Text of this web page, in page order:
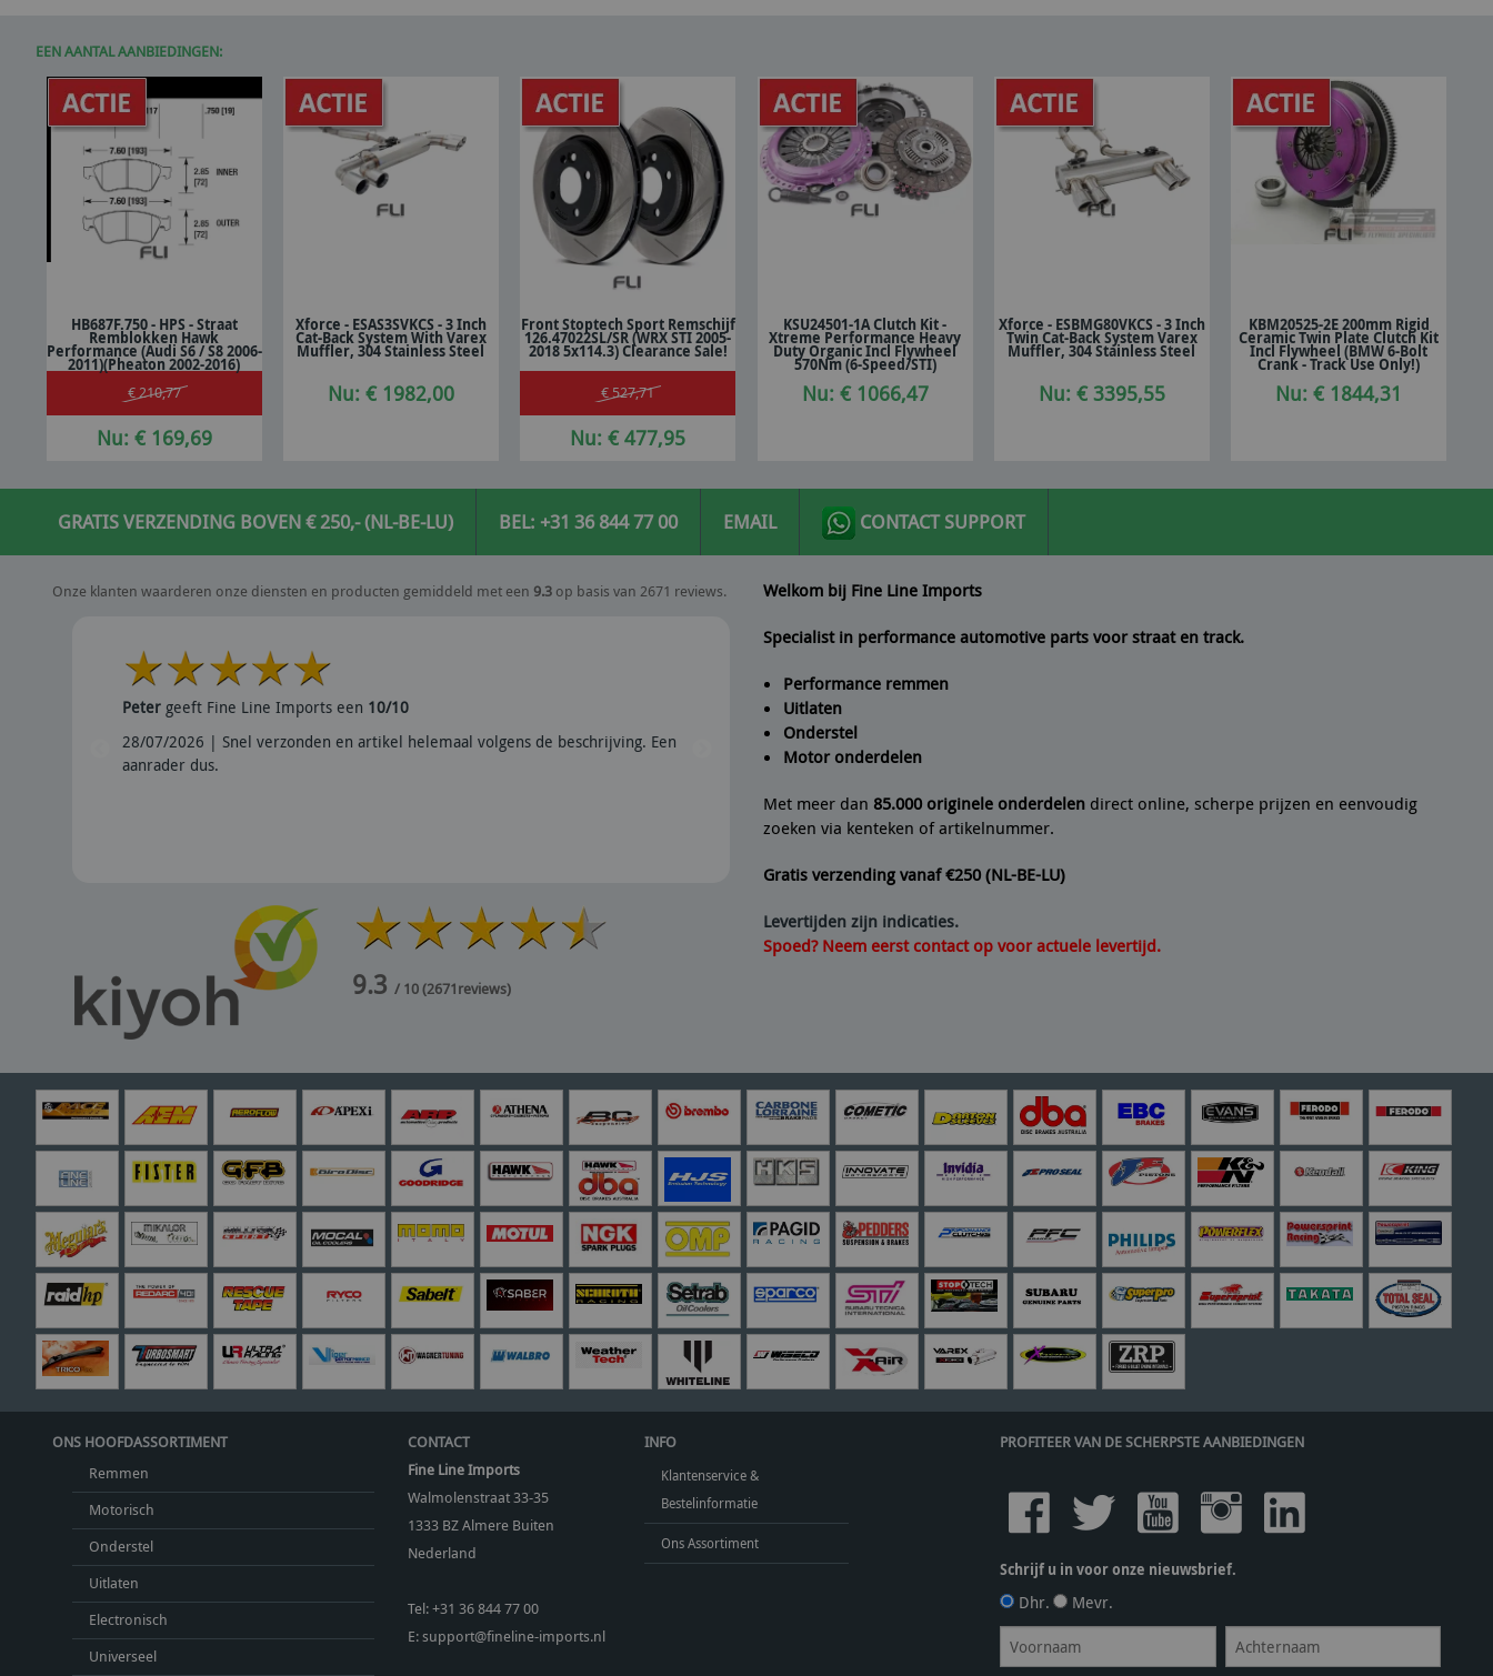
EEN AANTAL AANBIEDINGEN:
In winkelwagen
HB687F.750 - HPS - Straat
Remblokken Hawk
Performance (Audi S6 / S8 2006-
2011)(Pheaton 2002-2016)
€ 210,77
Nu: € 169,69
In winkelwagen
Xforce - ESAS3SVKCS - 3 Inch
Cat-Back System With Varex
Muffler, 304 Stainless Steel
Nu: € 1982,00
In winkelwagen
Front Stoptech Sport Remschijf
126.47022SL/SR (WRX STI 2005-
2018 5x114.3) Clearance Sale!
€ 527,71
Nu: € 477,95
In winkelwagen
KSU24501-1A Clutch Kit -
Xtreme Performance Heavy
Duty Organic Incl Flywheel
570Nm (6-Speed/STI)
Nu: € 1066,47
In winkelwagen
Xforce - ESBMG80VKCS - 3 Inch
Twin Cat-Back System Varex
Muffler, 304 Stainless Steel
Nu: € 3395,55
In winkelwagen
KBM20525-2E 200mm Rigid
Ceramic Twin Plate Clutch Kit
Incl Flywheel (BMW 6-Bolt
Crank - Track Use Only!)
Nu: € 1844,31
GRATIS VERZENDING BOVEN € 250,- (NL-BE-LU) BEL: +31 36 844 77 00 EMAIL CONTACT SUPPORT
Onze klanten waarderen onze diensten en producten gemiddeld met een 9.3 op basis van 2671 reviews.
Petergeeft Fine Line Imports een 10/10
28/07/2026 | Snel verzonden en artikel helemaal volgens de beschrijving. Een
aanrader dus.
Seyedmojtaba Alavi
21/07/2026 | Voor alles open, al jaren ben ik een teouwe klant
9.3/ 10(2671reviews)
Welkom bij Fine Line Imports
Specialist in performance automotive parts voor straat en track.
Performance remmen
Uitlaten
Onderstel
Motor onderdelen
Met meer dan 85.000 originele onderdelen direct online, scherpe prijzen en eenvoudig
zoeken via kenteken of artikelnummer.
Gratis verzending vanaf €250 (NL-BE-LU)
Levertijden zijn indicaties.
Spoed? Neem eerst contact op voor actuele levertijd.
ONS HOOFDASSORTIMENT
Remmen
Motorisch
Onderstel
Uitlaten
Electronisch
Universeel
CONTACT
Fine Line Imports
Walmolenstraat 33-35
1333 BZAlmere Buiten
Nederland
Tel:+31 36 844 77 00
E:support@fineline-imports.nl
INFO
Klantenservice &
Bestelinformatie
Ons Assortiment
PROFITEER VAN DE SCHERPSTE AANBIEDINGEN
Schrijf u in voor onze nieuwsbrief.
Dhr. Mevr.